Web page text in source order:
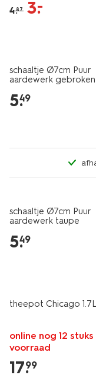
4.87 3.
–
schaaltje Ø7cm Puur
aardewerk
5.
49
schaaltje Ø7cm Puur
aardewerk taupe
5.
49
theepot Chicago
online nog 12
voorraad
17.
99